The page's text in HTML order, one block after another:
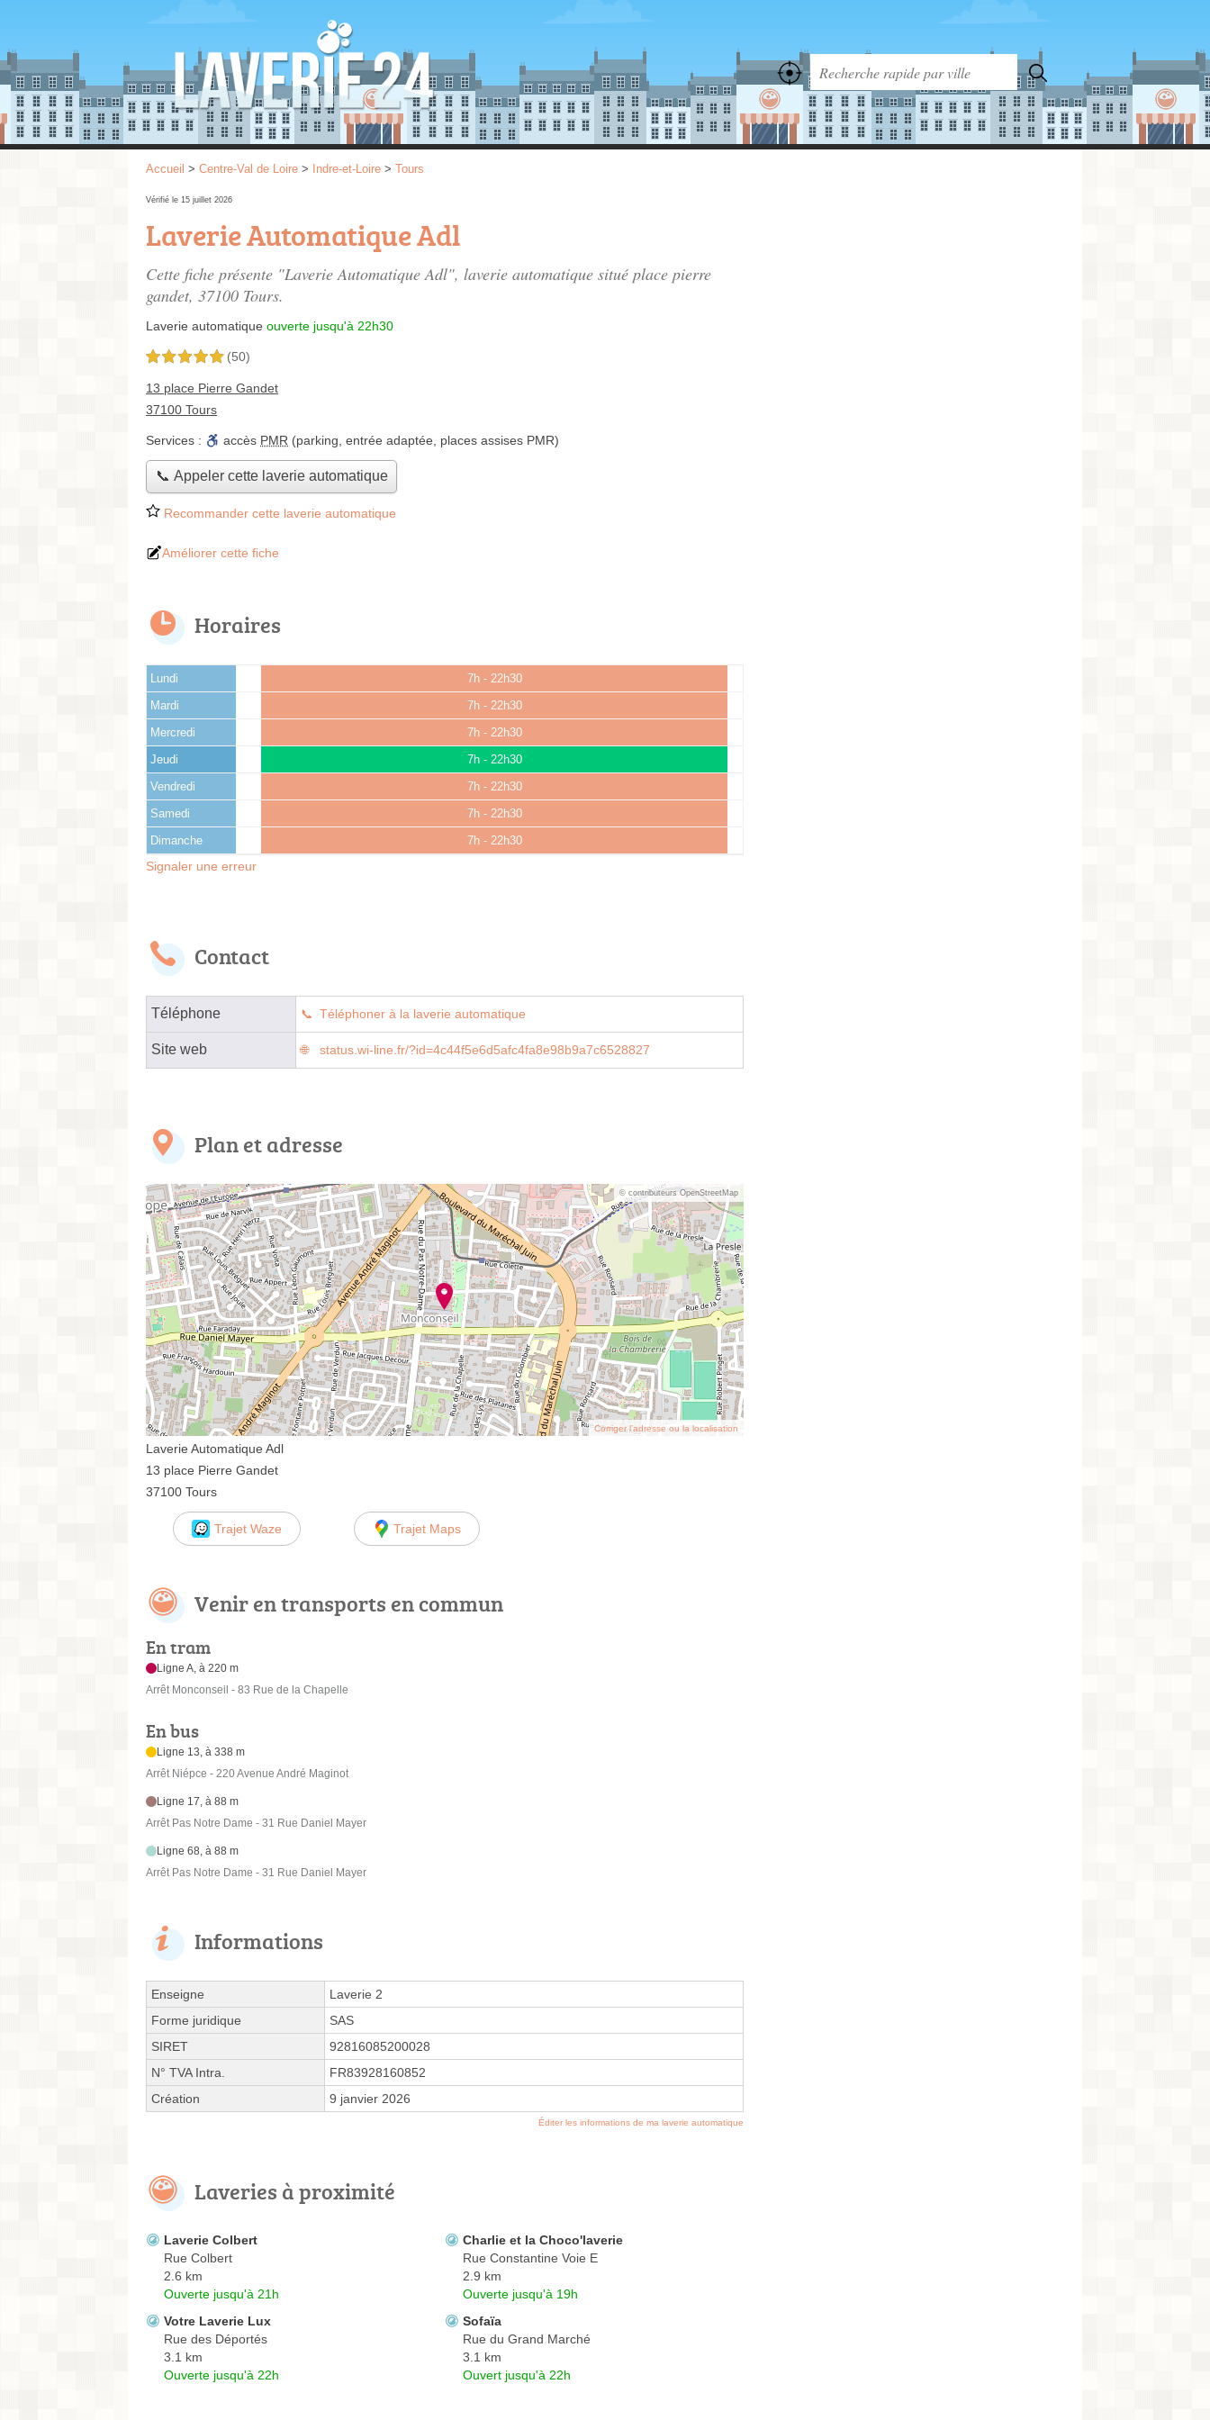
Accueil > Centre-Val de Loire > Indre-et-Loire > Tours
Vérifié le 15 juillet 2026
Laverie Automatique Adl
Cette fiche présente "Laverie Automatique Adl", laverie automatique situé place pierre
gandet, 37100 Tours.
Laverie automatique ouverte jusqu'à 22h30
5,0 étoiles sur 5 (50)
13 place Pierre Gandet
37100 Tours
Services : accès PMR (parking, entrée adaptée, places assises PMR)
📞 Appeler cette laverie automatique
Recommander cette laverie automatique
Améliorer cette fiche
Horaires
Lundi 7h - 22h30
Mardi 7h - 22h30
Mercredi 7h - 22h30
Jeudi 7h - 22h30
Vendredi 7h - 22h30
Samedi 7h - 22h30
Dimanche 7h - 22h30
Signaler une erreur
Contact
Téléphone Téléphoner à la laverie automatique
Site web status.wi-line.fr/?id=4c44f5e6d5afc4fa8e98b9a7c6528827
Plan et adresse
© contributeurs OpenStreetMap
Corriger l’adresse ou la localisation
Laverie Automatique Adl
13 place Pierre Gandet
37100 Tours
Trajet Waze Trajet Maps
Venir en transports en commun
En tram
Ligne A, à 220 m
Arrêt Monconseil - 83 Rue de la Chapelle
En bus
Ligne 13, à 338 m
Arrêt Niépce - 220 Avenue André Maginot
Ligne 17, à 88 m
Arrêt Pas Notre Dame - 31 Rue Daniel Mayer
Ligne 68, à 88 m
Arrêt Pas Notre Dame - 31 Rue Daniel Mayer
Informations
Enseigne
Laverie 2
Forme juridique
SAS
SIRET
92816085200028
N° TVA Intra.
FR83928160852
Création
9 janvier 2026
Éditer les informations de ma laverie automatique
Laveries à proximité
Laverie Colbert
Rue Colbert
2.6 km
Ouverte jusqu'à 21h
Charlie et la Choco'laverie
Rue Constantine Voie E
2.9 km
Ouverte jusqu'à 19h
Votre Laverie Lux
Rue des Déportés
3.1 km
Ouverte jusqu'à 22h
Sofaïa
Rue du Grand Marché
3.1 km
Ouvert jusqu'à 22h